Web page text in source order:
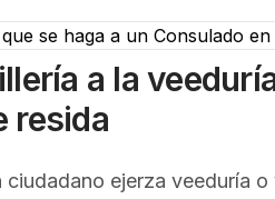
a la
resida
ejerza veeduría